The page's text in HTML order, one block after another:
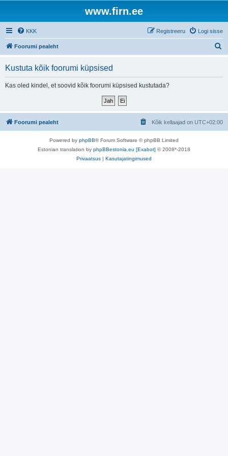
www.firn.ee
KKK Logi sisse
Registreeru
Foorumi pealeht
Kustuta kõik foorumi küpsised
Kas oled kindel, et soovid kõik foorumi küpsised kustutada?
Foorumi pealeht Kõik kellaajad on UTC+02:00
Powered by phpBB® Forum Software © phpBB Limited
Estonian translation by phpBBestonia.eu [Exabot] © 2008*-2018
Privaatsus | Kasutajatingimused